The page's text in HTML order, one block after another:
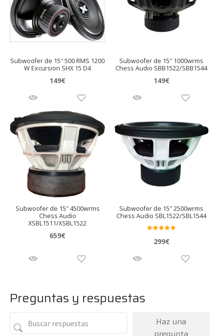
Subwoofer de 15″ 500 RMS 1200
W Excursion SHX 15 D4
149€
Subwoofer de 15″ 1000wrms
Chess Audio SBB1522/SBB1544
149€
Subwoofer de 15″ 4500wrms
Chess Audio
XSBL1511/XSBL1522
659€
Subwoofer de 15″ 2500wrms
Chess Audio SBL1522/SBL1544
do en
299€
Preguntas y respuestas
Haz una